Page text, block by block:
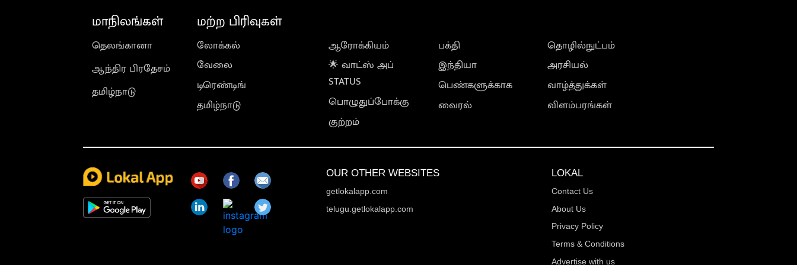
மாநிலங்கள்
தெலங்கானா
ஆந்திர பிரதேசம்
தமிழ்நாடு
மற்ற பிரிவுகள்
லோக்கல்
வேலை
டிரெண்டிங்
தமிழ்நாடு
ஆரோக்கியம்
🌟 வாட்ஸ் அப்
STATUS
பொழுதுப்போக்கு
குற்றம்
பக்தி
இந்தியா
பெண்களுக்காக
வைரல்
தொழில்நுட்பம்
அரசியல்
வாழ்த்துக்கள்
விளம்பரங்கள்
OUR OTHER WEBSITES
getlokalapp.com
telugu.getlokalapp.com
LOKAL
Contact Us
About Us
Privacy Policy
Terms & Conditions
Advertise with us